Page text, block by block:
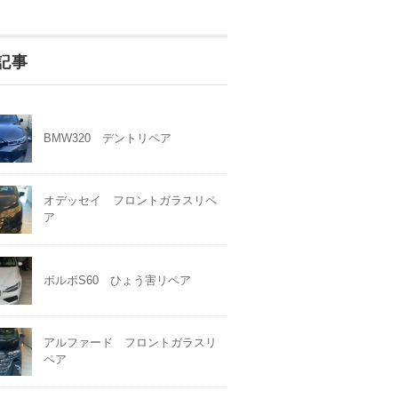
事
BMW320 デントリペア
オデッセイ フロントガラスリペ
ア
ボルボS60 ひょう害リペア
アルファード フロントガラスリ
ペア